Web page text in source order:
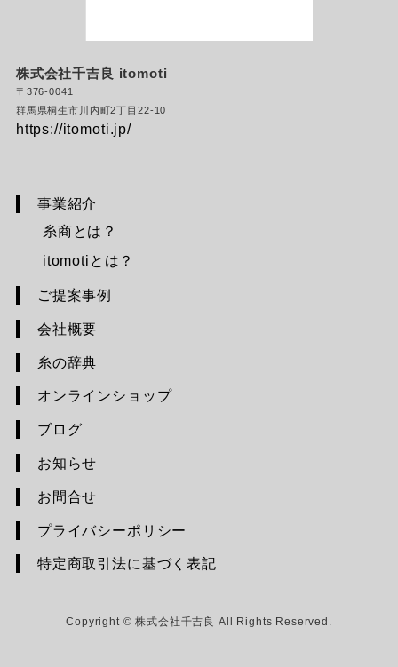
お問合せ
商品
布・生地
株式会社千吉良 itomoti
〒376-0041
群馬県桐生市川内町2丁目22-10
https://itomoti.jp/
事業紹介
糸商とは？
itomotiとは？
ご提案事例
会社概要
糸の辞典
オンラインショップ
ブログ
お知らせ
お問合せ
プライバシーポリシー
特定商取引法に基づく表記
Copyright © 株式会社千吉良 All Rights Reserved.